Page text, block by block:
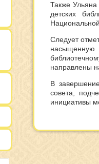
Также Ульяна
детских
Следует
направлены
В
совета,
инициативы